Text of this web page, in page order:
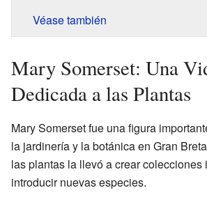
Véase también
Mary Somerset: Una
Dedicada a las Plantas
Mary Somerset fue una figura
la jardinería y la botánica en Gran
las plantas la llevó a crear colecciones
introducir nuevas especies.